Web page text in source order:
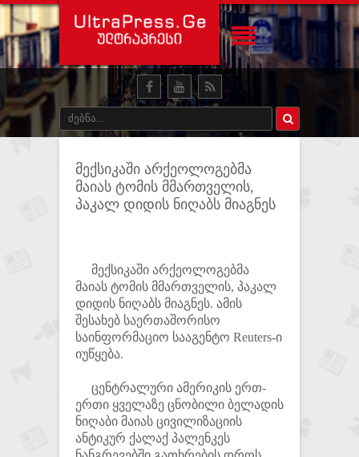
მექსიკაში არქეოლოგებმა
მაიას ტომის მმართველის,
პაკალ დიდის ნიღაბს მიაგნეს
მექსიკაში არქეოლოგებმა
მაიას ტომის მმართველის, პაკალ
დიდის ნიღაბს მიაგნეს. ამის
შესახებ საერთაშორისო
საინფორმაციო სააგენტო Reuters-ი
იუწყება.
ცენტრალური ამერიკის ერთ-
ერთი ყველაზე ცნობილი ბელადის
ნიღაბი მაიას ცივილიზაციის
ანტიკურ ქალაქ პალენკეს